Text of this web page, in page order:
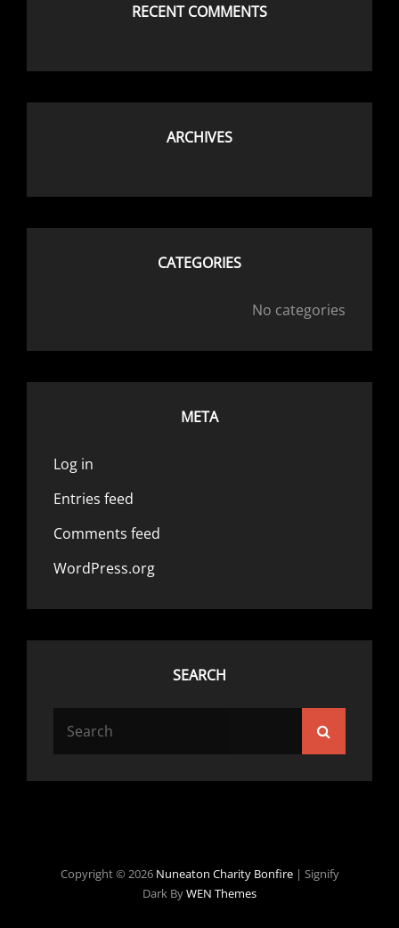
RECENT COMMENTS
ARCHIVES
CATEGORIES
No categories
META
Log in
Entries feed
Comments feed
WordPress.org
SEARCH
Copyright © 2026 Nuneaton Charity Bonfire | Signify
Dark ByWEN Themes